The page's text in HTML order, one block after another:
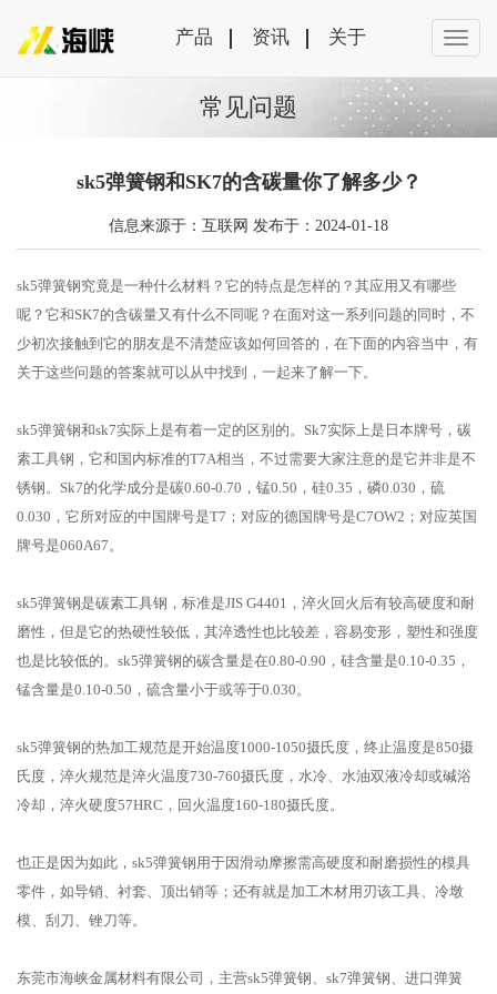
产品 资讯 关于
常见问题
sk5弹簧钢和SK7的含碳量你了解多少？
信息来源于：互联网 发布于：2024-01-18
sk5弹簧钢究竟是一种什么材料？它的特点是怎样的？其应用又有哪些
呢？它和SK7的含碳量又有什么不同呢？在面对这一系列问题的同时，不
少初次接触到它的朋友是不清楚应该如何回答的，在下面的内容当中，有
关于这些问题的答案就可以从中找到，一起来了解一下。
sk5弹簧钢和sk7实际上是有着一定的区别的。Sk7实际上是日本牌号，碳
素工具钢，它和国内标准的T7A相当，不过需要大家注意的是它并非是不
锈钢。Sk7的化学成分是碳0.60-0.70，锰0.50，硅0.35，磷0.030，硫
0.030，它所对应的中国牌号是T7；对应的德国牌号是C7OW2；对应英国
牌号是060A67。
sk5弹簧钢是碳素工具钢，标准是JIS G4401，淬火回火后有较高硬度和耐
磨性，但是它的热硬性较低，其淬透性也比较差，容易变形，塑性和强度
也是比较低的。sk5弹簧钢的碳含量是在0.80-0.90，硅含量是0.10-0.35，
锰含量是0.10-0.50，硫含量小于或等于0.030。
sk5弹簧钢的热加工规范是开始温度1000-1050摄氏度，终止温度是850摄
氏度，淬火规范是淬火温度730-760摄氏度，水冷、水油双液冷却或碱浴
冷却，淬火硬度57HRC，回火温度160-180摄氏度。
也正是因为如此，sk5弹簧钢用于因滑动摩擦需高硬度和耐磨损性的模具
零件，如导销、衬套、顶出销等；还有就是加工木材用刃该工具、冷墩
模、刮刀、锉刀等。
东莞市海峡金属材料有限公司，主营sk5弹簧钢、sk7弹簧钢、进口弹簧